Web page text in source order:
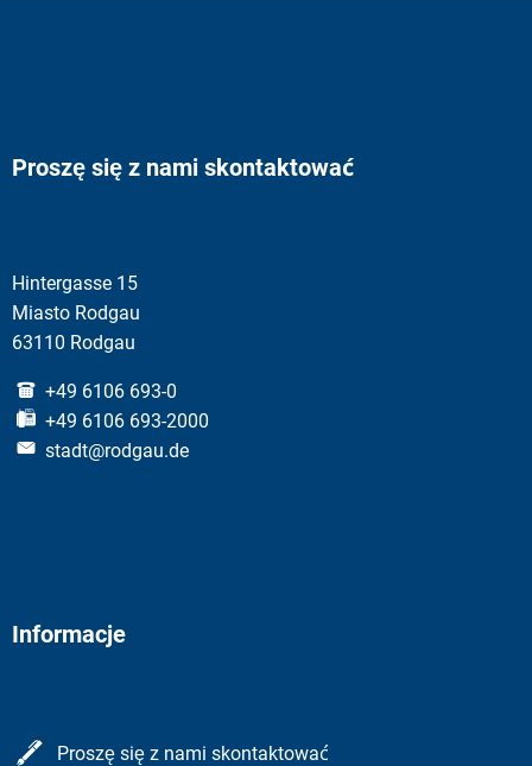
Proszę się z nami skontaktować
Hintergasse 15
Miasto Rodgau
63110 Rodgau
+49 6106 693-0
+49 6106 693-2000
stadt@rodgau.de
Informacje
Proszę się z nami skontaktować